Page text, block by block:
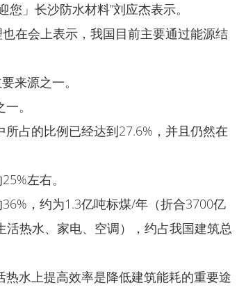
」长沙防水材料”刘应杰表示。
在会上表示，我国目前主要通过能源结
来源之一。
。
占的比例已经达到27.6%，并且仍然在
左右。
，约为1.3亿吨标煤/年（折合3700亿
热水、家电、空调），约占我国建筑总
水上提高效率是降低建筑能耗的重要途